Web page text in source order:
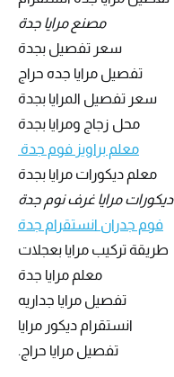
مصنع مرايا جدة
سعر تفصيل بجدة
تفصيل مرايا جده حراج
سعر تفصيل المرايا بجدة
محل زجاج ومرايا بجدة
معلم براويز فوم جدة
معلم ديكورات مرايا بجدة
ديكورات مرايا غرف نوم جدة
فوم جدران انستقرام جدة
طريقة تركيب مرايا بعجلات
معلم مرايا جدة
تفصيل مرايا جداريه
انستقرام ديكور مرايا
تفصيل مرايا حراج.